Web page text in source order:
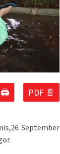
🖨 PDF 📄
September